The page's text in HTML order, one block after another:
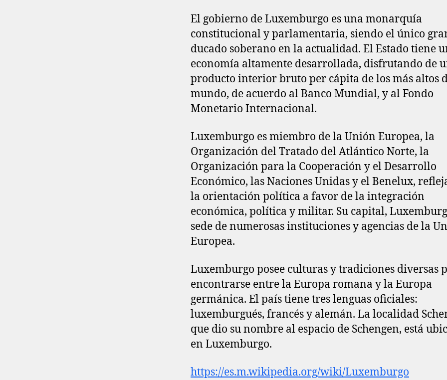
El gobierno de Luxemburgo es una monarquía
constitucional y parlamentaria, siendo el único
ducado soberano en la actualidad. El Estado tiene
economía altamente desarrollada, disfrutando de
producto interior bruto per cápita de los más altos
mundo, de acuerdo al Banco Mundial, y al Fondo
Monetario Internacional.
Luxemburgo es miembro de la Unión Europea, la
Organización del Tratado del Atlántico Norte, la
Organización para la Cooperación y el Desarrollo
Económico, las Naciones Unidas y el Benelux,
la orientación política a favor de la integración
económica, política y militar. Su capital,
sede de numerosas instituciones y agencias de la
Europea.
Luxemburgo posee culturas y tradiciones diversas
encontrarse entre la Europa romana y la Europa
germánica. El país tiene tres lenguas oficiales:
luxemburgués, francés y alemán. La localidad
que dio su nombre al espacio de Schengen, está
en Luxemburgo.
https://es.m.wikipedia.org/wiki/Luxemburgo